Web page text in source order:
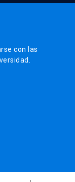
con las